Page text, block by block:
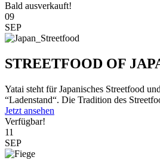
Bald ausverkauft!
09
SEP
STREETFOOD OF
Yatai steht für Japanisches Streetfood
“Ladenstand“. Die Tradition des
Jetzt ansehen
Verfügbar!
11
SEP